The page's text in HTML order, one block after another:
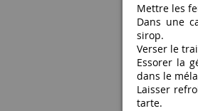
Mettre les
Dans une
sirop.
Verser le
Essorer la
dans le
Laisser
tarte.